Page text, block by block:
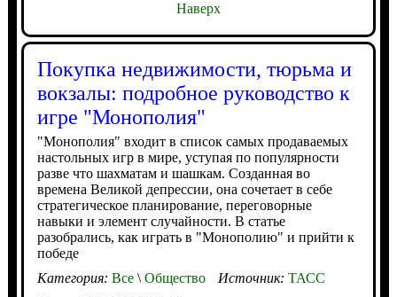
Наверх
Покупка недвижимости, тюрьма и
вокзалы: подробное руководство к
игре "Монополия"
"Монополия" входит в список самых продаваемых
настольных игр в мире, уступая по популярности
разве что шахматам и шашкам. Созданная во
времена Великой депрессии, она сочетает в себе
стратегическое планирование, переговорные
навыки и элемент случайности. В статье
разобрались, как играть в "Монополию" и прийти к
победе
Категория: Все\Общество Источник: ТАСС